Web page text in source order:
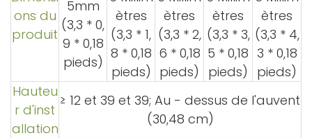
ons du
produit
5mm
(3,3 * 0,
9 * 0,18
pieds)
ètres
(3,3 * 1,
8 * 0,18
pieds)
ètres
(3,3 * 2,
6 * 0,18
pieds)
ètres
(3,3 * 3,
5 * 0,18
pieds)
ètres
(3,3 * 4,
3 * 0,18
pieds)
Hauteu
r d'inst
allation
≥ 12 et 39 et 39; Au - dessus de l'auvent
(30,48 cm)